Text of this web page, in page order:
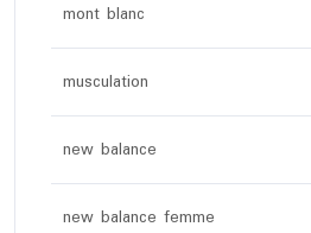
mont blanc
musculation
new balance
new balance femme